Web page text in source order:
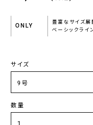
ONLY
豊富なサイズ展
ベーシックライ
サイズ
数量